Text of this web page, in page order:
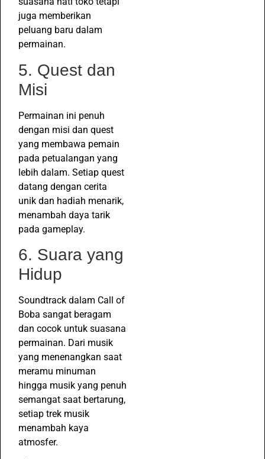
juga memberikan
peluang baru dalam
permainan.
5. Quest dan
Misi
Permainan ini penuh
dengan misi dan quest
yang membawa pemain
pada petualangan yang
lebih dalam. Setiap quest
datang dengan cerita
unik dan hadiah menarik,
menambah daya tarik
pada gameplay.
6. Suara yang
Hidup
Soundtrack dalam Call of
Boba sangat beragam
dan cocok untuk suasana
permainan. Dari musik
yang menenangkan saat
meramu minuman
hingga musik yang penuh
semangat saat bertarung,
setiap trek musik
menambah kaya
atmosfer.